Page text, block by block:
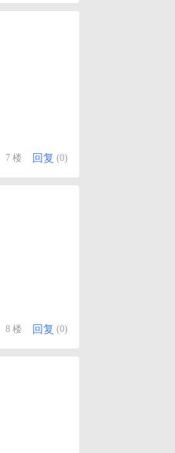
7 楼 回复 (0)
8 楼 回复 (0)